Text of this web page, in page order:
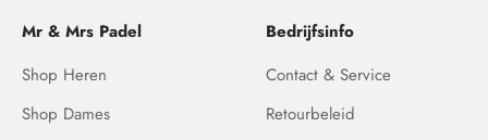
Mr & Mrs Padel
Shop Heren
Shop Dames
Bedrijfsinfo
Contact & Service
Retourbeleid